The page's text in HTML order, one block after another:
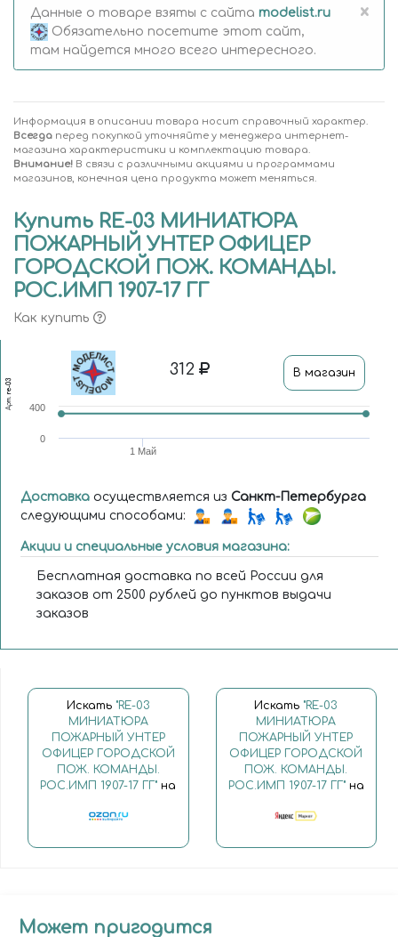
Данные о товаре взяты с сайта modelist.ru
Обязательно посетите этот сайт,
там найдется много всего интересного.
×
Информация в описании товара носит справочный характер.
Всегда перед покупкой уточняйте у менеджера интернет-
магазина характеристики и комплектацию товара.
Внимание! В связи с различными акциями и программами
магазинов, конечная цена продукта может меняться.
Купить RE-03 МИНИАТЮРА
ПОЖАРНЫЙ УНТЕР ОФИЦЕР
ГОРОДСКОЙ ПОЖ. КОМАНДЫ.
РОС.ИМП 1907-17 ГГ
Как купить
Арт.
re-03
312 В магазин
1 Май
0
400
Доставка осуществляется из Санкт-Петербурга
следующими способами:
Акции и специальные условия магазина:
Бесплатная доставка по всей России для
заказов от 2500 рублей до пунктов выдачи
заказов
Искать "RE-03
МИНИАТЮРА
ПОЖАРНЫЙ УНТЕР
ОФИЦЕР ГОРОДСКОЙ
ПОЖ. КОМАНДЫ.
РОС.ИМП 1907-17 ГГ" на
Искать "RE-03
МИНИАТЮРА
ПОЖАРНЫЙ УНТЕР
ОФИЦЕР ГОРОДСКОЙ
ПОЖ. КОМАНДЫ.
РОС.ИМП 1907-17 ГГ"на
Может пригодится